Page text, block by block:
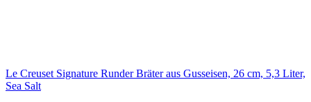
Le Creuset Signature Runder Bräter aus Gusseisen, 26 cm, 5,3 Liter,
Sea Salt